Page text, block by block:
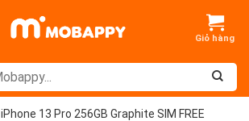
iPhone 13 Pro 256GB Graphite SIM FREE